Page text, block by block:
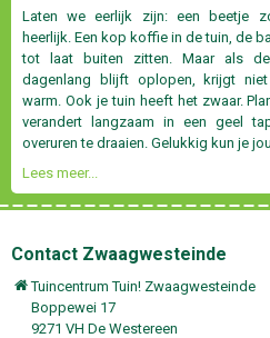
Laten we eerlijk zijn: een beetje
heerlijk. Een kop koffie in de tuin, de
tot laat buiten zitten. Maar als de
dagenlang blijft oplopen, krijgt
warm. Ook je tuin heeft het zwaar.
verandert langzaam in een geel
overuren te draaien. Gelukkig kun je
Lees meer...
Contact Zwaagwesteinde
Tuincentrum Tuin! Zwaagwesteinde
Boppewei 17
9271 VH De Westereen